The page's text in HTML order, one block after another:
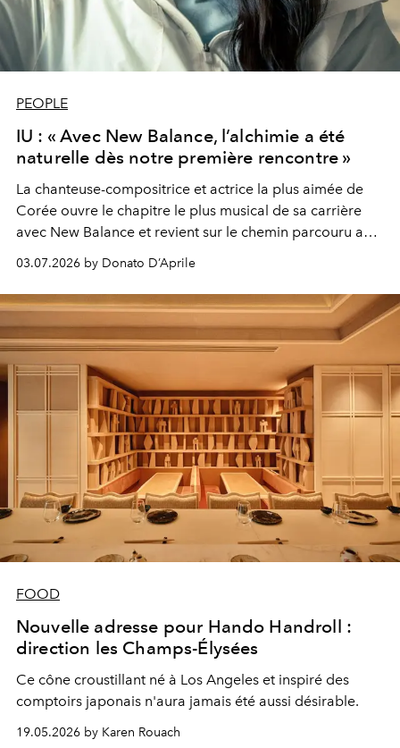
PEOPLE
IU : « Avec New Balance, l’alchimie a été
naturelle dès notre première rencontre »
La chanteuse-compositrice et actrice la plus aimée de
Corée ouvre le chapitre le plus musical de sa carrière
avec New Balance et revient sur le chemin parcouru aux
côtés de la marque. Une conversation autour de la
créativité, de l’identité, des racines et de l’importance de
transmettre à son tour ce que l’on a reçu.
03.07.2026 by Donato D’Aprile
FOOD
Nouvelle adresse pour Hando Handroll :
direction les Champs-Élysées
Ce cône croustillant né à Los Angeles et inspiré des
comptoirs japonais n'aura jamais été aussi désirable.
19.05.2026 by Karen Rouach